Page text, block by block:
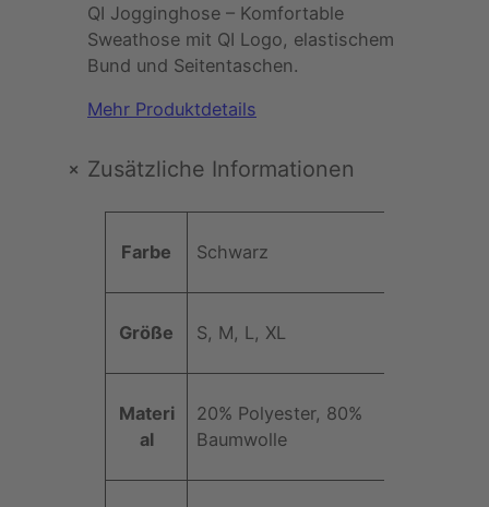
i
n
g
h
s
e
QI Jogginghose – Komfortable
Sweathose mit QI Logo, elastischem
Bund und Seitentaschen.
Mehr Produktdetails
+Zusätzliche Informationen
t
b
e
W
e
Farbe Schwarz
Größe S, M, L, XL
Materi
al
20% Polyester, 80%
Baumwolle